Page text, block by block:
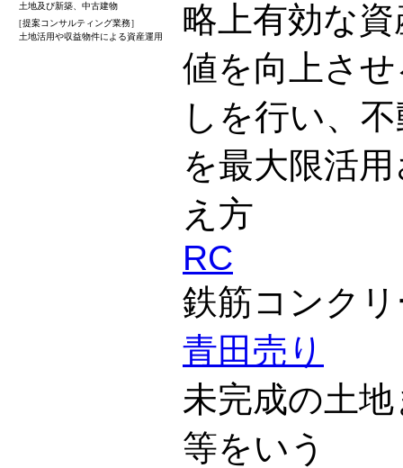
略上有効な
値を向上さ
しを行い、
を最大限活
え方
RC
鉄筋コンク
青田売り
未完成の土
等をいう
土地及び新築、中古建物
［提案コンサルティング業務］
土地活用や収益物件による資産運用